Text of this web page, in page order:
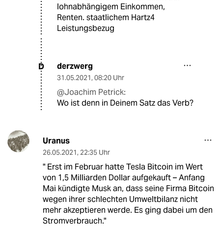
lohnabhängigem Einkommen,
Renten. staatlichem Hartz4
Leistungsbezug
D derzwerg
31.05.2021, 08:20 Uhr
@Joachim Petrick:
Wo ist denn in Deinem Satz das Verb?
Uranus
26.05.2021, 22:35 Uhr
" Erst im Februar hatte Tesla Bitcoin im Wert
von 1,5 Milliarden Dollar aufgekauft – Anfang
Mai kündigte Musk an, dass seine Firma Bitcoin
wegen ihrer schlechten Umweltbilanz nicht
mehr akzeptieren werde. Es ging dabei um den
Stromverbrauch."